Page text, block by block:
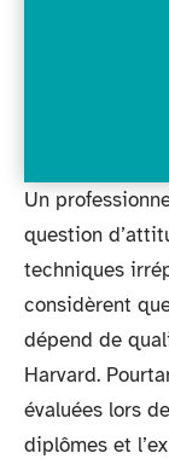
Un
question
techniques
considèrent
dépend de
Harvard.
évaluées lors
diplômes et